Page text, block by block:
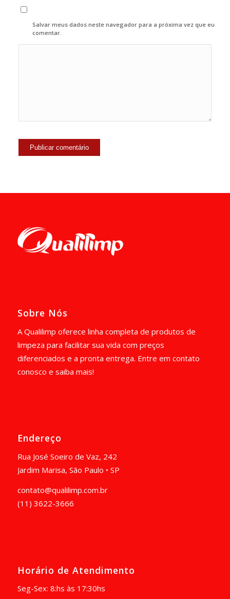
Salvar meus dados neste navegador para a próxima vez que eu
comentar.
Sobre Nós
A Qualilimp oferece linha completa de produtos de
limpeza para facilitar sua vida com preços
diferenciados e a pronta entrega. Entre em contato
conosco e saiba mais!
Endereço
Rua José Soeiro de Vaz, 242
Jardim Marisa, São Paulo • SP
contato@qualilimp.com.br
(11) 3622-3666
Horário de Atendimento
Seg-Sex: 8:hs às 17:30hs